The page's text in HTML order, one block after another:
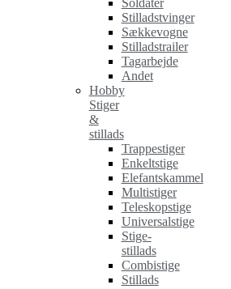
Stilladstvinger
Sækkevogne
Stilladstrailer
Tagarbejde
Andet
Hobby
Stiger
&
stillads
Trappestiger
Enkeltstige
Elefantskammel
Multistiger
Teleskopstige
Universalstige
Stige-
stillads
Combistige
Stillads